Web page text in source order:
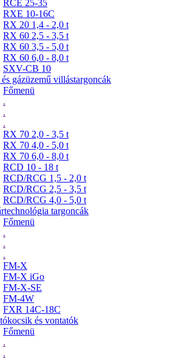
RCE 25-35
RXE 10-16C
RX 20 1,4 - 2,0 t
RX 60 2,5 - 3,5 t
RX 60 3,5 - 5,0 t
RX 60 6,0 - 8,0 t
SXV-CB 10
gázüzemű villástargoncák
Főmenü
.
.
.
RX 70 2,0 - 3,5 t
RX 70 4,0 - 5,0 t
RX 70 6,0 - 8,0 t
RCD 10 - 18 t
RCD/RCG 1,5 - 2,0 t
RCD/RCG 2,5 - 3,5 t
RCD/RCG 4,0 - 5,0 t
targoncák
Főmenü
.
.
.
FM-X
FM-X iGo
FM-X-SE
FM-4W
FXR 14C-18C
és vontatók
Főmenü
.
.